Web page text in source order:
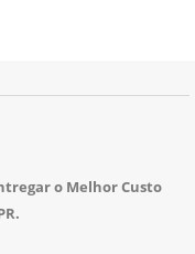
o Melhor Custo